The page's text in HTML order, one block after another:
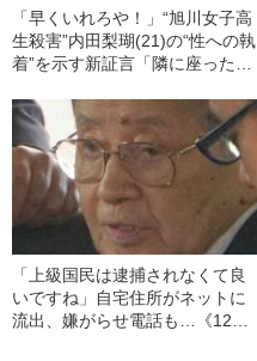
「早くいれろや！」“旭川女子高
生殺害”内田梨瑚(21)の“性への執
着”を示す新証言「隣に座った男
衝撃不倫、わいせつ動画も》
「上級国民は逮捕されなくて良
いですね」自宅住所がネットに
流出、嫌がらせ電話も…《12人